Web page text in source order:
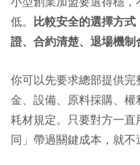
低。 比較安全的選擇方
證、合約清楚、退場機制
你可以先要求總部提供
金、設備、原料採購、
耗材規定。只要對方一
同」帶過關鍵成本，就不